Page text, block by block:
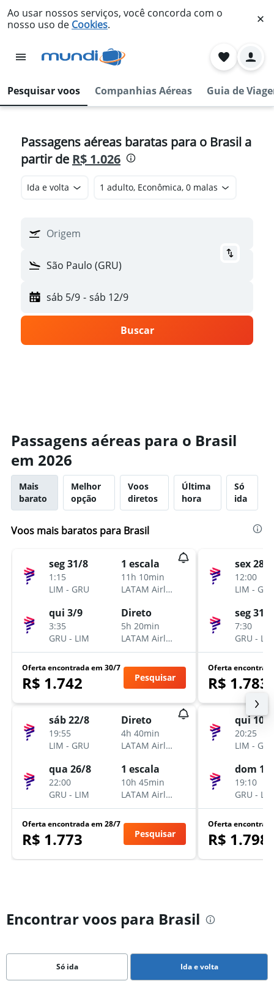
Ao usar nossos serviços, você concorda com o
nosso uso de Cookies.
Pesquisar voos Companhias Aéreas Guia de
Passagens aéreas baratas para o Brasil a
partir de R$ 1.026
Ida e volta 1 adulto, Econômica, 0 malas
Origem
São Paulo (GRU)
sáb 5/9 - sáb 12/9
Buscar
Passagens aéreas para o Brasil
em 2026
Mais
barato
Melhor
opção
Voos
diretos
Última
hora
Só
ida
Voos mais baratos para Brasil
seg 31/8
1:15
LIM - GRU
1 escala
11h 10min
LATAM Airlines
qui 3/9
3:35
GRU - LIM
Direto
5h 20min
LATAM Airlines
Oferta encontrada em 30/7
R$ 1.742 Pesquisar
sáb 22/8
19:55
LIM - GRU
Direto
4h 40min
LATAM Airlines
qua 26/8
22:00
GRU - LIM
1 escala
10h 45min
LATAM Airlines
Oferta encontrada em 28/7
R$ 1.773 Pesquisar
sex 28/8
12:00
LIM -
seg 31/8
7:30
GRU -
Oferta
R$ 1.783
qui 10/9
20:25
LIM -
dom
19:10
GRU -
Oferta
R$ 1.798
Encontrar voos para Brasil
Só ida Ida e volta